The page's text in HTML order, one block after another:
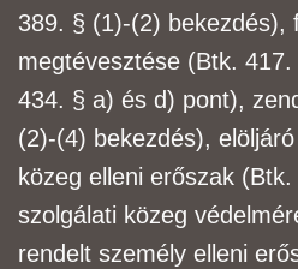
389. § (1)-(2) bekezdés),
megtévesztése (Btk.
434. § a) és d) pont),
(2)-(4) bekezdés),
közeg elleni erőszak (Btk.
szolgálati közeg
rendelt személy elleni